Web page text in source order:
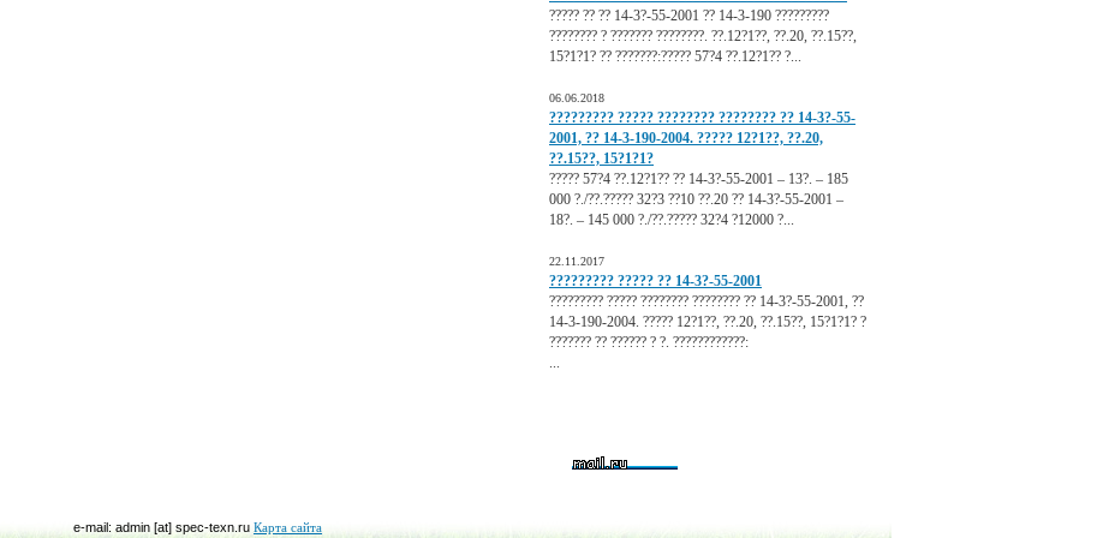
????? ?? ?? 14-3?-55-2001 ?? 14-3-190 ?????????
???????? ? ??????? ????????. ??.12?1??, ??.20, ??.15??,
15?1?1? ?? ???????:????? 57?4 ??.12?1?? ?...
06.06.2018
????????? ????? ???????? ???????? ?? 14-3?-55-
2001, ?? 14-3-190-2004. ????? 12?1??, ??.20,
??.15??, 15?1?1?
????? 57?4 ??.12?1?? ?? 14-3?-55-2001 – 13?. – 185
000 ?./??.????? 32?3 ??10 ??.20 ?? 14-3?-55-2001 –
18?. – 145 000 ?./??.????? 32?4 ?12000 ?...
22.11.2017
????????? ????? ?? 14-3?-55-2001
????????? ????? ???????? ???????? ?? 14-3?-55-2001, ??
14-3-190-2004. ????? 12?1??, ??.20, ??.15??, 15?1?1? ?
??????? ?? ?????? ? ?. ????????????:
...
e-mail: admin [at] spec-texn.ru Карта сайта